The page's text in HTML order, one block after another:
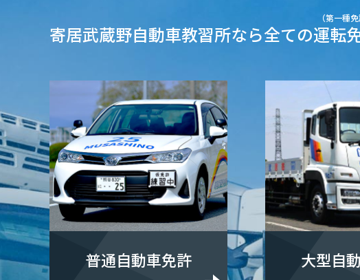
寄居武蔵野自動車教習所なら全ての運転
（第一種免
普通自動車免許 大型自